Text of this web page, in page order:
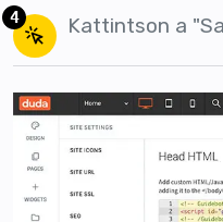
4 Kattintson a